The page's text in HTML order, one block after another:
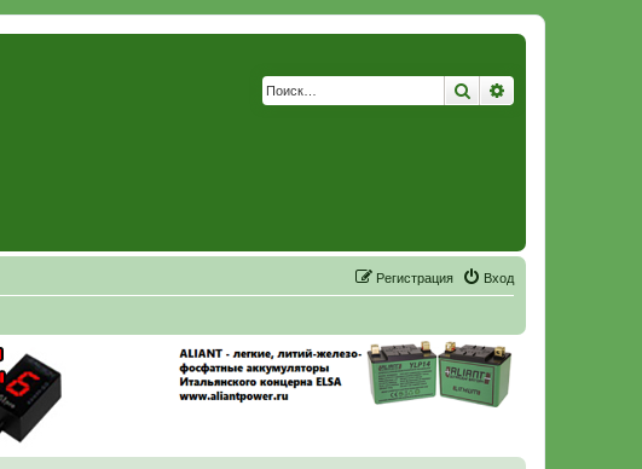
Поиск
Вход
Регистрация